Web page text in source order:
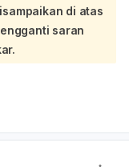
di rumah sakit itu:
atau rujukan
persalinan
di atas
saran